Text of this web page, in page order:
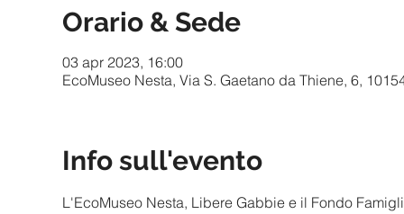
Orario & Sede
03 apr 2023, 16:00
EcoMuseo Nesta, Via S. Gaetano da Thiene, 6,
Info sull'evento
L'EcoMuseo Nesta, Libere Gabbie e il Fondo